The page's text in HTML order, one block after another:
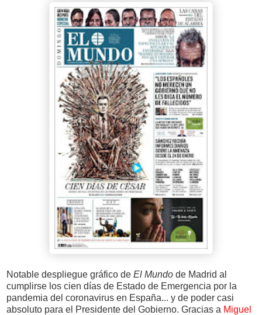
Notable despliegue gráfico de El Mundo de Madrid al
cumplirse los cien días de Estado de Emergencia por la
pandemia del coronavirus en España... y de poder casi
absoluto para el Presidente del Gobierno. Gracias a Miguel